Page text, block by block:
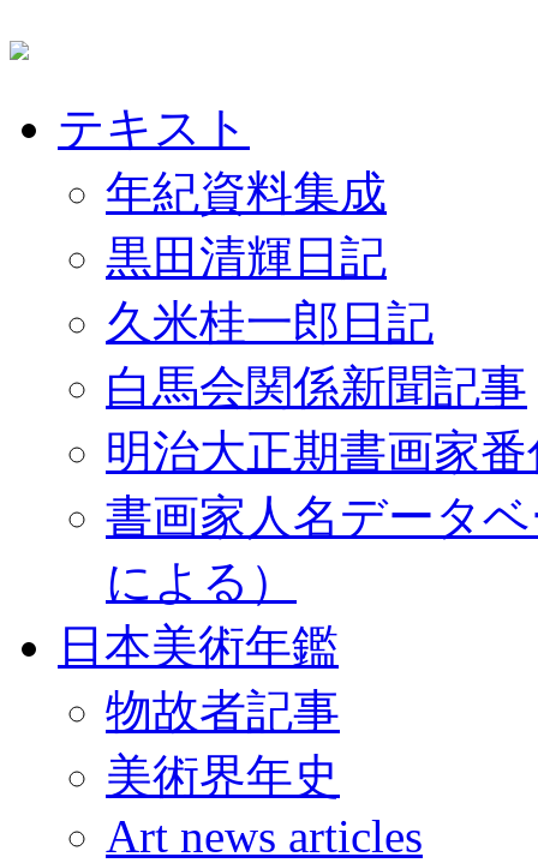
テキスト
年紀資料集成
黒田清輝日記
久米桂一郎日記
白馬会関係新聞記事
明治大正期書画家
書画家人名データ
による）
日本美術年鑑
物故者記事
美術界年史
Art news articles